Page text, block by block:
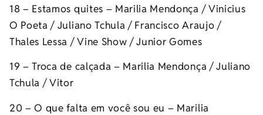
18 – Estamos quites – Marilia Mendonça / Vinicius
O Poeta / Juliano Tchula / Francisco Araujo /
Thales Lessa / Vine Show / Junior Gomes
19 – Troca de calçada – Marilia Mendonça / Juliano
Tchula / Vitor
20 – O que falta em você sou eu – Marilia